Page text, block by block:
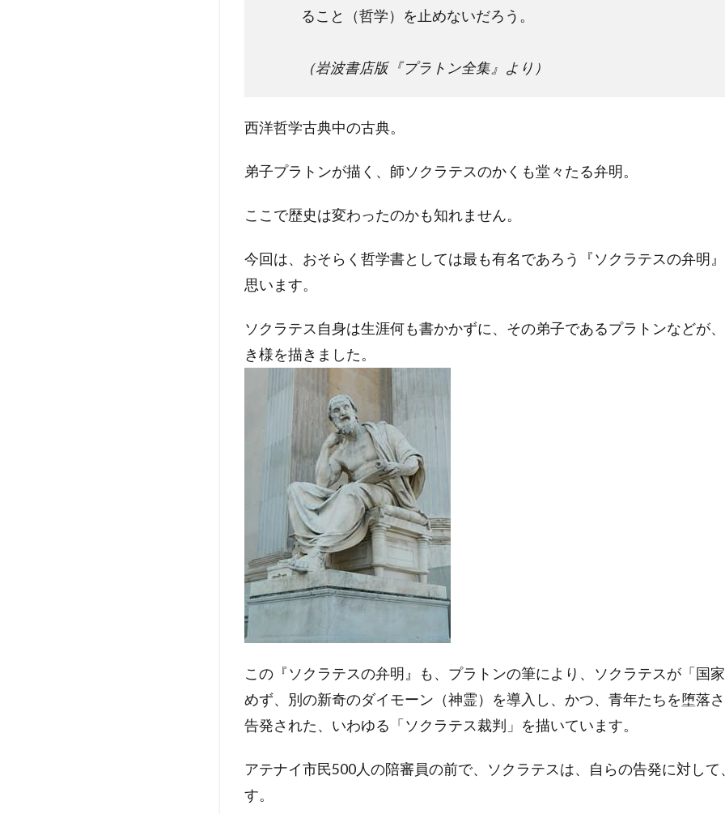
ること（哲学）を止めないだろう。
（岩波書店版『プラトン全集』より）
西洋哲学古典中の古典。
弟子プラトンが描く、師ソクラテスのかくも堂々たる弁明。
ここで歴史は変わったのかも知れません。
今回は、おそらく哲学書としては最も有名であろう『ソクラテスの弁明
思います。
ソクラテス自身は生涯何も書かかずに、その弟子であるプラトンなどが
き様を描きました。
この『ソクラテスの弁明』も、プラトンの筆により、ソクラテスが「国
めず、別の新奇のダイモーン（神霊）を導入し、かつ、青年たちを堕落
告発された、いわゆる「ソクラテス裁判」を描いています。
アテナイ市民500人の陪審員の前で、ソクラテスは、自らの告発に対し
す。